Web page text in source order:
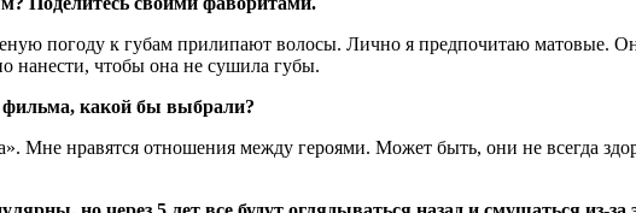
погоду к губам прилипают волосы. Лично я предпочитаю матовые.
нанести, чтобы она не сушила губы.
фильма, какой бы выбрали?
Мне нравятся отношения между героями. Может быть, они не всегда